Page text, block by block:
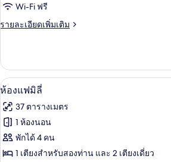
ทริปเปิล
Wi-Fi ฟรี
รายละเอียดเพิ่มเติม
ราย
เกี่ยว
กับ
ห้อง
เปิด
ภาพถ่าย
ทั้งหมด
ของ
ห้อง
ห้องแฟมิ
13
ห้องแฟมิลี่
37 ตารางเมตร
1 ห้องนอน
พักได้ 4 คน
1 เตียงสำหรับสองท่าน และ 2 เตียงเดี่ยว